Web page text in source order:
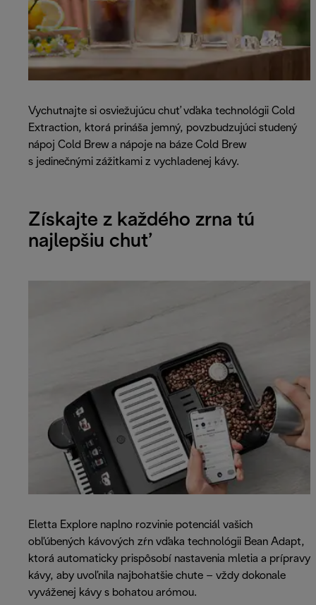
Vychutnajte si osviežujúcu chuť vďaka technológii Cold
Extraction, ktorá prináša jemný, povzbudzujúci studený
nápoj Cold Brew a nápoje na báze Cold Brew
s jedinečnými zážitkami z vychladenej kávy.
Získajte z každého zrna tú
najlepšiu chuť
Eletta Explore naplno rozvinie potenciál vašich
obľúbených kávových zŕn vďaka technológii Bean Adapt,
ktorá automaticky prispôsobí nastavenia mletia a prípravy
kávy, aby uvoľnila najbohatšie chute – vždy dokonale
vyváženej kávy s bohatou arómou.